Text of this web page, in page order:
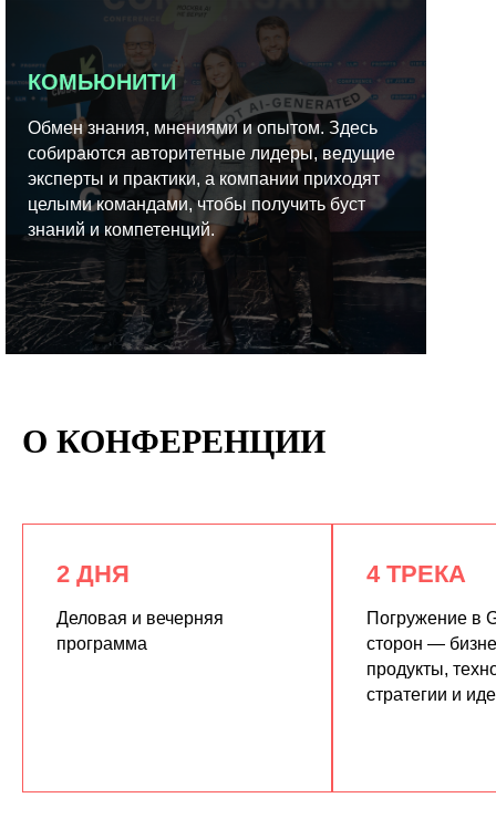
КОМЬЮНИТИ
Обмен знания, мнениями и опытом. Здесь
собираются авторитетные лидеры, ведущие
эксперты и практики, а компании приходят
целыми командами, чтобы получить буст
знаний и компетенций.
О КОНФЕРЕНЦИИ
2 ДНЯ
Деловая и вечерняя
программа
4 ТРЕКА
Погружение в
сторон —
продукты,
стратегии и
КУПИТЬ ЗАПИСИ